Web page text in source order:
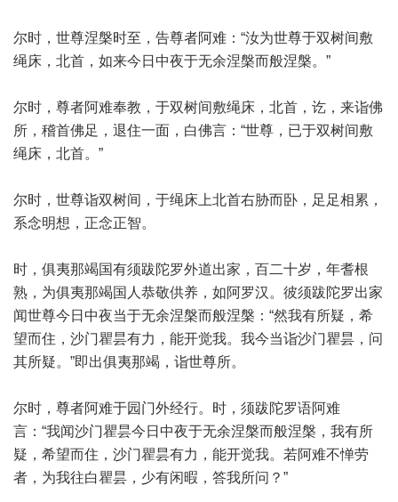
尔时，世尊涅槃时至，告尊者阿难：“汝为世尊于双树间敷
绳床，北首，如来今日中夜于无余涅槃而般涅槃。”
尔时，尊者阿难奉教，于双树间敷绳床，北首，讫，来诣佛
所，稽首佛足，退住一面，白佛言：“世尊，已于双树间敷
绳床，北首。”
尔时，世尊诣双树间，于绳床上北首右胁而卧，足足相累，
系念明想，正念正智。
时，俱夷那竭国有须跋陀罗外道出家，百二十岁，年耆根
熟，为俱夷那竭国人恭敬供养，如阿罗汉。彼须跋陀罗出家
闻世尊今日中夜当于无余涅槃而般涅槃：“然我有所疑，希
望而住，沙门瞿昙有力，能开觉我。我今当诣沙门瞿昙，问
其所疑。”即出俱夷那竭，诣世尊所。
尔时，尊者阿难于园门外经行。时，须跋陀罗语阿难
言：“我闻沙门瞿昙今日中夜于无余涅槃而般涅槃，我有所
疑，希望而住，沙门瞿昙有力，能开觉我。若阿难不惮劳
者，为我往白瞿昙，少有闲暇，答我所问？”